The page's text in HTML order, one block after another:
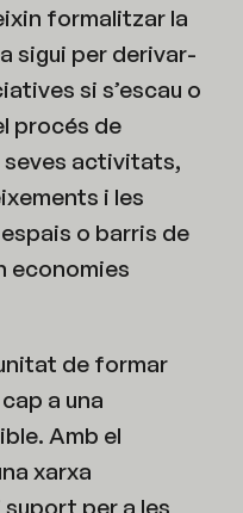
formalitzar la
sigui per derivar-
si s’escau o
procés de
activitats,
i les
o barris de
economies
de formar
a una
Amb el
xarxa
per a les